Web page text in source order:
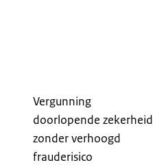
Vergunning
doorlopende zekerheid
zonder verhoogd
frauderisico